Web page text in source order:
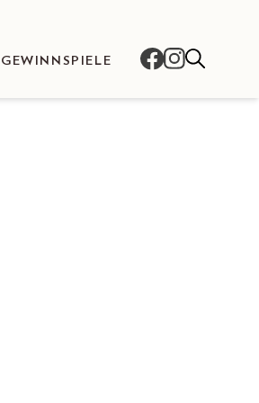
GEWINNSPIELE